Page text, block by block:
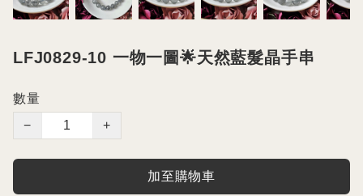
LFJ0829-10 一物一圖🌟天然藍髮晶手串
數量
−
+
加至購物車